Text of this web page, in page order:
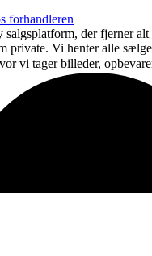
forhandleren
salgsplatform, der fjerner
private. Vi henter alle
vi tager billeder,